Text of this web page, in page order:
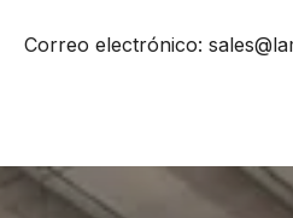
Correo electrónico: